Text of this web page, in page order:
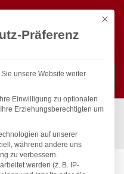
Suchen
für Profis
3/4″
Mit
Präferenz
unsere Website weiter
Einwilligung zu optionalen
Erziehungsberechtigten um
auf unserer
während andere uns
zu verbessern.
werden (z. B. IP-